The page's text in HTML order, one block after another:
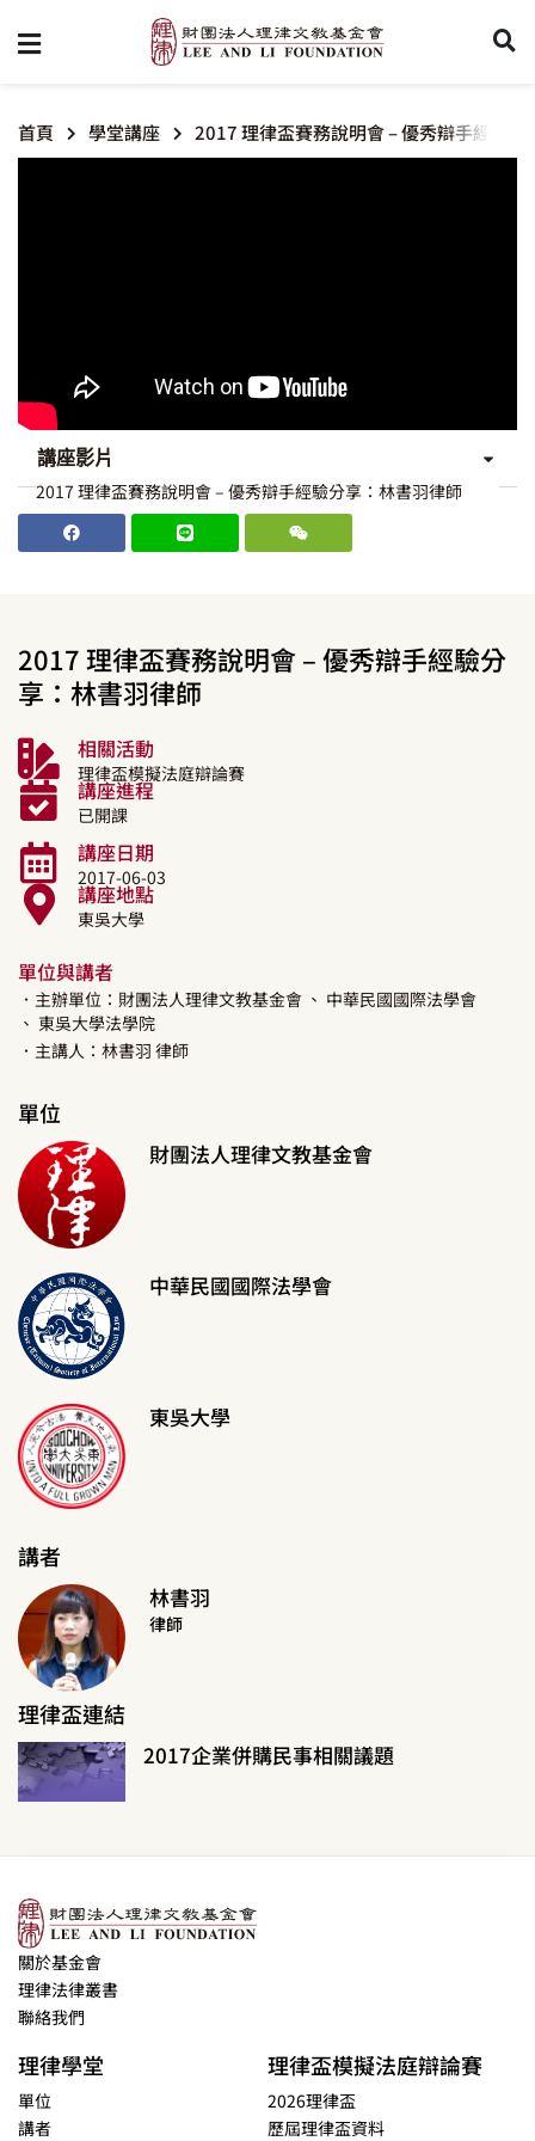
首頁 學堂講座 2017 理律盃賽務說明會 – 優秀辯手經驗分
講座影片
2017 理律盃賽務說明會 – 優秀辯手經驗分享：林書羽律師
2017 理律盃賽務說明會 – 優秀辯手經驗分
享：林書羽律師
相關活動
理律盃模擬法庭辯論賽
講座進程
已開課
講座日期
2017-06-03
講座地點
東吳大學
單位與講者
．主辦單位：財團法人理律文教基金會 、 中華民國國際法學會
、 東吳大學法學院
．主講人： 林書羽 律師
單位
財團法人理律文教基金會
中華民國國際法學會
東吳大學
講者
林書羽
律師
理律盃連結
2017企業併購民事相關議題
關於基金會
理律法律叢書
聯絡我們
理律學堂
單位
講者
理律盃模擬法庭辯論賽
2026理律盃
歷屆理律盃資料